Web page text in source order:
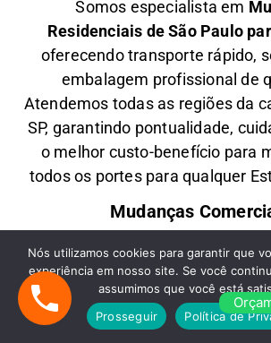
Somos especialista em M
Residenciais de São Paulo
oferecendo transporte rápido,
embalagem profissional de
Atendemos todas as regiões da
SP, garantindo pontualidade,
o melhor custo-benefício para
todos os portes para qualquer
Mudanças
OferecemosMudanças
Paulo para Valinhoscom
planejamento e segurança, ideal
escritórios e lojas comerciais.
Nós utilizamos cookies para garantir que
experiência em nosso site. Se você
assumimos que você está
Prosseguir
Política de